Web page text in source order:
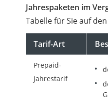
Jahrespaketen im
Tabelle für Sie auf
Tarif-Art
Prepaid-
Jahrestarif